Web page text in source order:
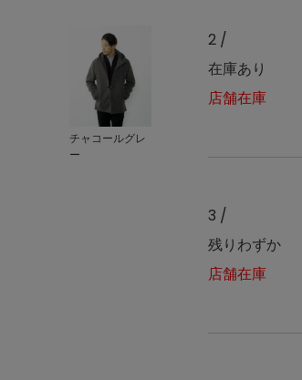
チャコールグレ
ー
2 /
在庫あり
店舗在庫
3 /
残りわずか
店舗在庫